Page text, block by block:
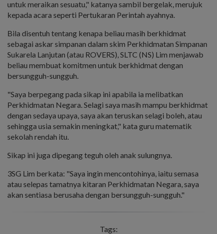
untuk meraikan sesuatu," katanya sambil bergelak, merujuk
kepada acara seperti Pertukaran Perintah ayahnya.
Bila disentuh tentang kenapa beliau masih berkhidmat
sebagai askar simpanan dalam skim Perkhidmatan Simpanan
Sukarela Lanjutan (atau ROVERS), SLTC (NS) Lim menjawab
beliau membuat komitmen untuk berkhidmat dengan
bersungguh-sungguh.
"Saya berpegang pada sikap ini apabila ia melibatkan
Perkhidmatan Negara. Selagi saya masih mampu berkhidmat
dengan sedaya upaya, saya akan teruskan selagi boleh, atau
sehingga usia semakin meningkat," kata guru matematik
sekolah rendah itu.
Sikap ini juga dipegang teguh oleh anak sulungnya.
3SG Lim berkata: "Saya ingin mencontohinya, iaitu semasa
atau selepas tamatnya kitaran Perkhidmatan Negara, saya
akan sentiasa berusaha dengan bersungguh-sungguh."
Tags: